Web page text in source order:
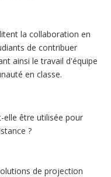
la collaboration en
de contribuer
ainsi le travail d'équipe
en classe.
elle être utilisée pour
?
de projection